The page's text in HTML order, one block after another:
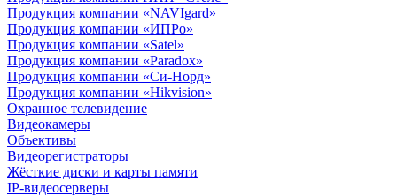
Продукция компании «NAVIgard»
Продукция компании «ИПРо»
Продукция компании «Satel»
Продукция компании «Paradox»
Продукция компании «Си-Норд»
Продукция компании «Hikvision»
Охранное телевидение
Видеокамеры
Объективы
Видеорегистраторы
Жёсткие диски и карты памяти
IP-видеосерверы